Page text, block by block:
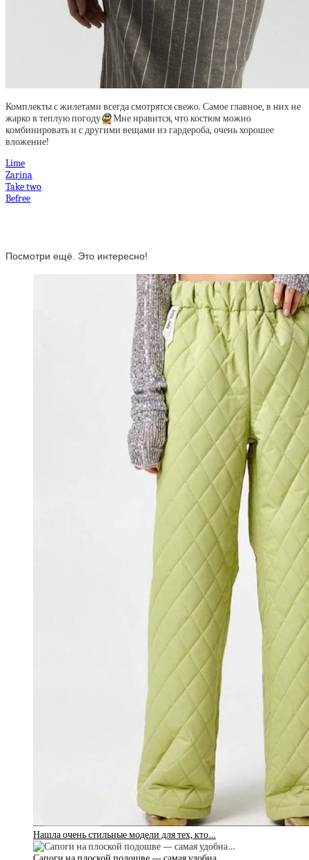
Комплекты с жилетами всегда смотрятся свежо. Самое главное, в них не
жарко в теплую погоду😍Мне нравится, что костюм можно
комбинировать и с другими вещами из гардероба, очень хорошее
вложение!
Lime
Zarina
Take two
Befree
Посмотри ещё. Это интересно!
Нашла очень стильные модели для тех, кто…